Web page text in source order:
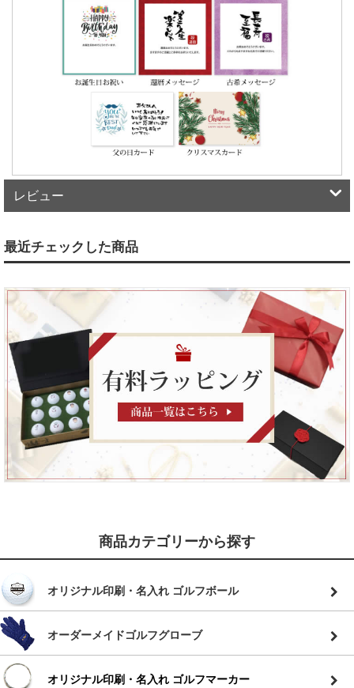
レビュー
最近チェックした商品
商品カテゴリーから探す
オリジナル印刷・名入れ ゴルフボール
オーダーメイドゴルフグローブ
オリジナル印刷・名入れ ゴルフマーカー